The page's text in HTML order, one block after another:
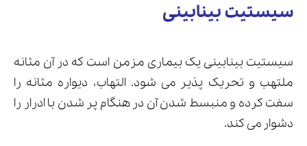
سیستیت بینابینی
سیستیت بینابینی یک بیماری مزمن است که در آن مثانه
ملتهب و تحریک پذیر می شود. التهاب، دیواره مثانه را
سفت کرده و منبسط شدن آن در هنگام پر شدن با ادرار را
دشوار می کند.